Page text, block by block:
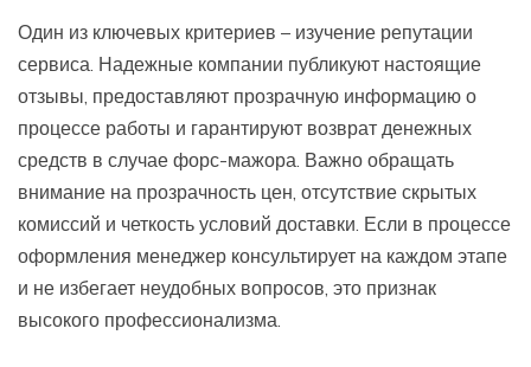
Один из ключевых критериев – изучение репутации
сервиса. Надежные компании публикуют настоящие
отзывы, предоставляют прозрачную информацию о
процессе работы и гарантируют возврат денежных
средств в случае форс-мажора. Важно обращать
внимание на прозрачность цен, отсутствие скрытых
комиссий и четкость условий доставки. Если в процессе
оформления менеджер консультирует на каждом этапе
и не избегает неудобных вопросов, это признак
высокого профессионализма.